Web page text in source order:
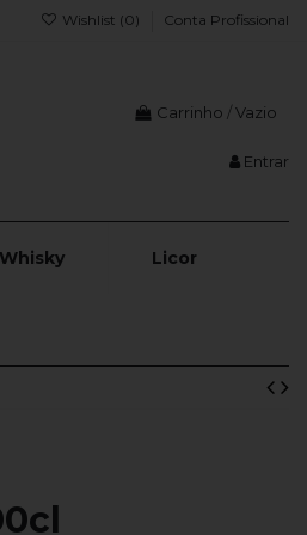
Wishlist (0) Conta Profissional
Carrinho /Vazio
Entrar
Whisky Licor